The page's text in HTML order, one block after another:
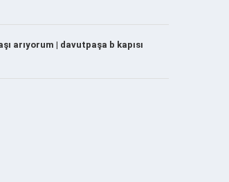
arıyorum | davutpaşa b kapısı